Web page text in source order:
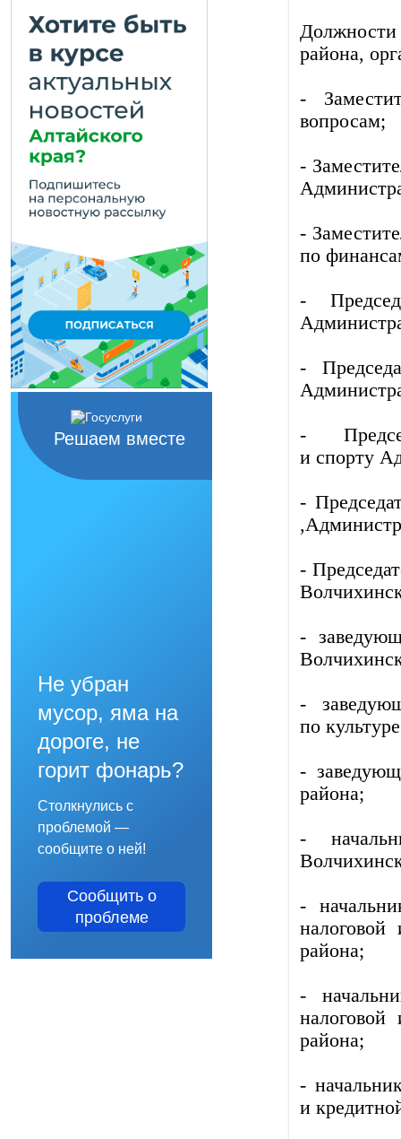
Решаем вместе
Не убран
мусор, яма на
дороге, не
горит фонарь?
Столкнулись с
проблемой —
сообщите о ней!
Сообщить о
проблеме
Должности
района,
-
вопросам;
-
-
по
-
-
-
и спорту
-
-
-
-
по
-
района;
-
-
района;
-
района;
-
и